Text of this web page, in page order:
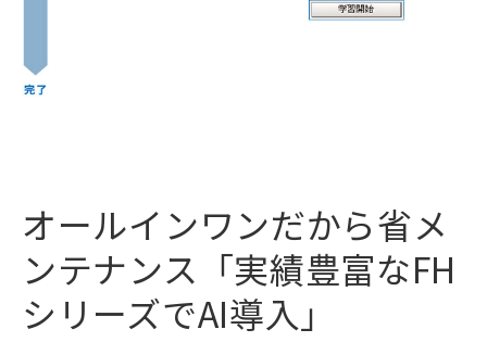
オールインワンだから省メ
ンテナンス「実績豊富なFH
シリーズでAI導入」